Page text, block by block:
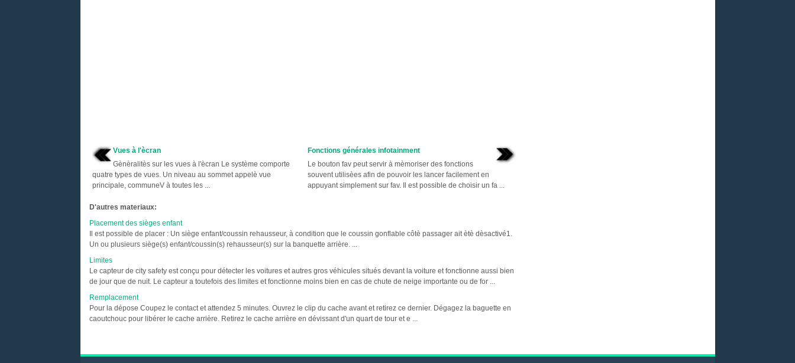
Vues à l'ècran
Gènèralitès sur les vues à l'ècran Le système comporte
quatre types de vues. Un niveau au sommet appelè vue
principale, communeV à toutes les ...
Fonctions générales infotainment
Le bouton fav peut servir à mèmoriser des fonctions
souvent utilisèes afin de pouvoir les lancer facilement en
appuyant simplement sur fav. Il est possible de choisir un fa ...
D'autres materiaux:
Placement des sièges enfant
Il est possible de placer : Un siège enfant/coussin rehausseur, à condition que le coussin gonflable côtè passager ait ètè dèsactivé1.
Un ou plusieurs siège(s) enfant/coussin(s) rehausseur(s) sur la banquette arrière. ...
Limites
Le capteur de city safety est conçu pour détecter les voitures et autres gros véhicules situés devant la voiture et fonctionne aussi bien
de jour que de nuit. Le capteur a toutefois des limites et fonctionne moins bien en cas de chute de neige importante ou de for ...
Remplacement
Pour la dépose Coupez le contact et attendez 5 minutes. Ouvrez le clip du cache avant et retirez ce dernier. Dégagez la baguette en
caoutchouc pour libérer le cache arrière. Retirez le cache arrière en dévissant d'un quart de tour et e ...